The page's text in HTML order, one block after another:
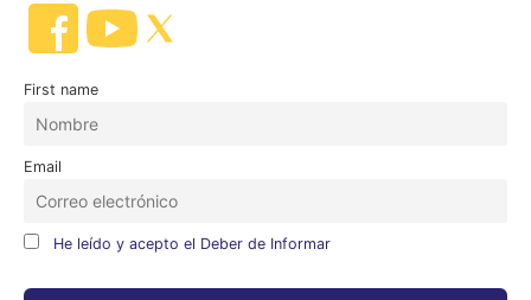
First name
Email
He leído y acepto el Deber de Informar